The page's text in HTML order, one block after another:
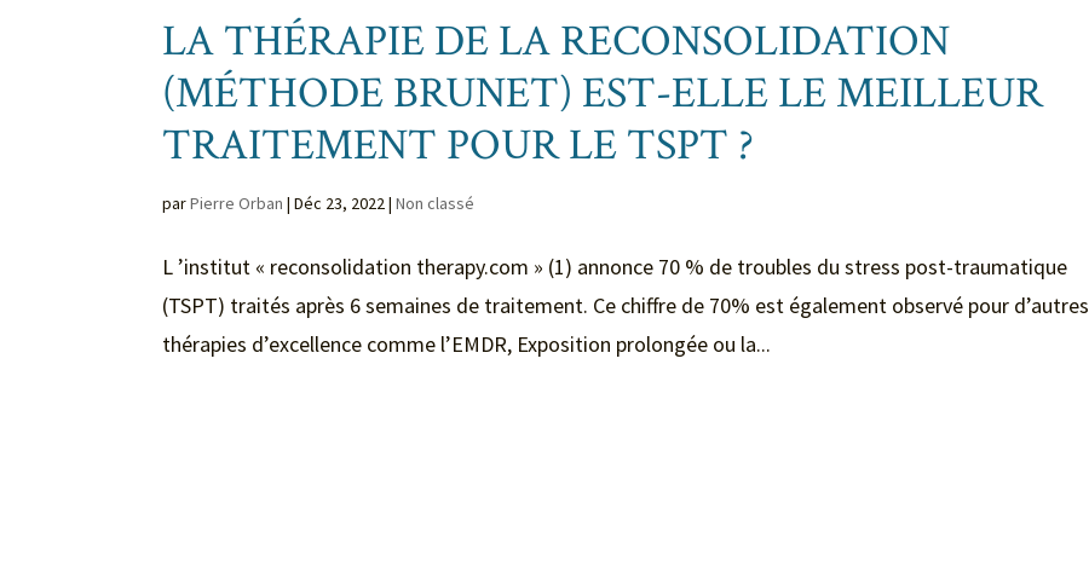
LA THÉRAPIE DE LA RECONSOLIDATION
(MÉTHODE BRUNET) EST-ELLE LE MEILLEUR
TRAITEMENT POUR LE TSPT ?
parPierre Orban |Déc 23, 2022|Non classé
L ’institut « reconsolidation therapy.com » (1) annonce 70 % de troubles du stress post-traumatique
(TSPT) traités après 6 semaines de traitement. Ce chiffre de 70% est également observé pour d’autres
thérapies d’excellence comme l’EMDR, Exposition prolongée ou la...